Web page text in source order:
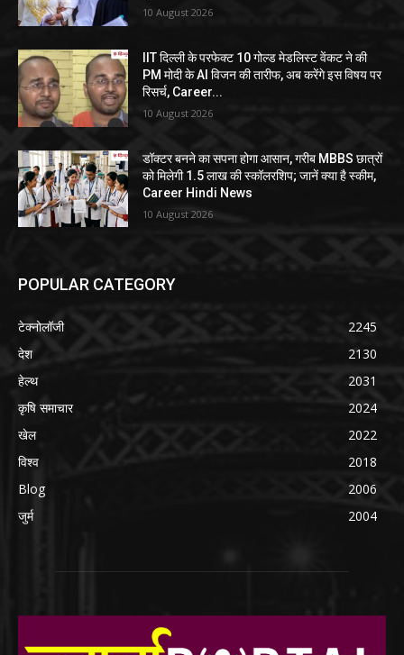
10 August 2026
IIT दिल्ली के परफेक्ट 10 गोल्ड मेडलिस्ट वेंकट ने की
PM मोदी के AI विजन की तारीफ, अब करेंगे इस विषय पर
रिसर्च, Career...
10 August 2026
डॉक्टर बनने का सपना होगा आसान, गरीब MBBS छात्रों
को मिलेगी 1.5 लाख की स्कॉलरशिप; जानें क्या है स्कीम,
Career Hindi News
10 August 2026
POPULAR CATEGORY
टेक्नोलॉजी
2245
देश
2130
हेल्थ
2031
कृषि समाचार
2024
खेल
2022
विश्व
2018
Blog
2006
जुर्म
2004